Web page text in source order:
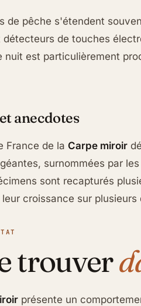
de pêche s'étendent
détecteurs de touches
nuit est particulièrement
anecdotes
France de la Carpe miroir
surnommées par
sont recapturés
croissance sur plusieurs
trouver
présente un